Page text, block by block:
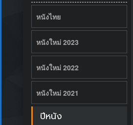
หนังไทย
หนังใหม่ 2023
หนังใหม่ 2022
หนังใหม่ 2021
ปีหนัง